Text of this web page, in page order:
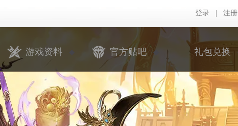
登录 注册
游戏资料 官方贴吧 礼包兑换